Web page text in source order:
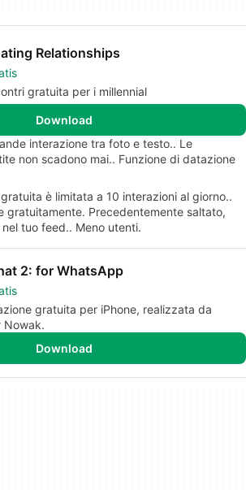
Relationships
gratuita per i millennial
Download
interazione tra foto e testo.. Le
non scadono mai.. Funzione di datazione
è limitata a 10 interazioni al giorno..
gratuitamente. Precedentemente saltato,
tuo feed.. Meno utenti.
2: for WhatsApp
gratuita per iPhone, realizzata da
Nowak.
Download